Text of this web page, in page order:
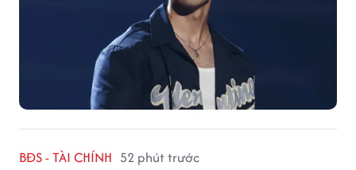
BĐS - TÀI CHÍNH 52 phút trước